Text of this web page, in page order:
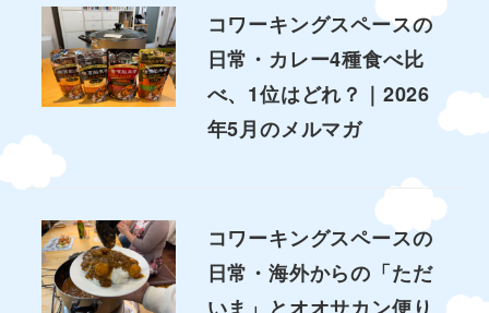
コワーキングスペースの
日常・カレー4種食べ比
べ、1位はどれ？｜2026
年5月のメルマガ
コワーキングスペースの
日常・海外からの「ただ